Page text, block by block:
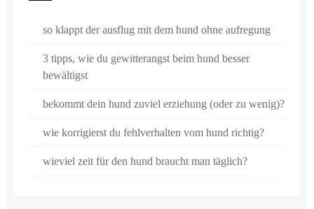
so klappt der ausflug mit dem hund ohne aufregung
3 tipps, wie du gewitterangst beim hund besser
bewältigst
bekommt dein hund zuviel erziehung (oder zu wenig)?
wie korrigierst du fehlverhalten vom hund richtig?
wieviel zeit für den hund braucht man täglich?